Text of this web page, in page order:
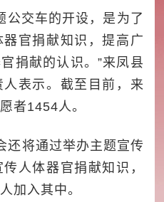
公交车的开设，是为了
官捐献知识，提高广
捐献的认识。”来凤县
表示。截至目前，来
者1454人。
还将通过举办主题宣传
人体器官捐献知识，
加入其中。